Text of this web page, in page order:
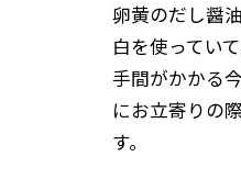
卵黄のだし醤
白を使ってい
手間がかかる
にお立寄りの
す。